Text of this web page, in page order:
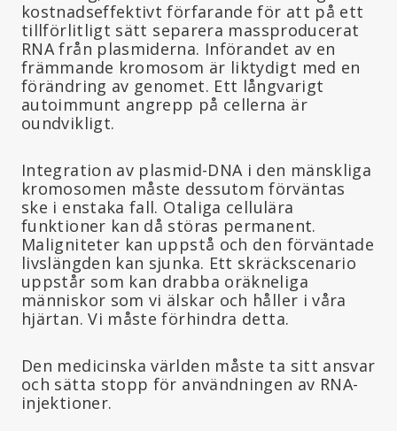
kostnadseffektivt förfarande för att på ett
tillförlitligt sätt separera massproducerat
RNA från plasmiderna. Införandet av en
främmande kromosom är liktydigt med en
förändring av genomet. Ett långvarigt
autoimmunt angrepp på cellerna är
oundvikligt.
Integration av plasmid-DNA i den mänskliga
kromosomen måste dessutom förväntas
ske i enstaka fall. Otaliga cellulära
funktioner kan då störas permanent.
Maligniteter kan uppstå och den förväntade
livslängden kan sjunka. Ett skräckscenario
uppstår som kan drabba oräkneliga
människor som vi älskar och håller i våra
hjärtan. Vi måste förhindra detta.
Den medicinska världen måste ta sitt ansvar
och sätta stopp för användningen av RNA-
injektioner.